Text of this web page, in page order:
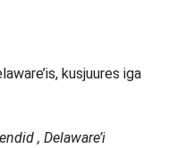
kusjuures iga
, Delaware’i